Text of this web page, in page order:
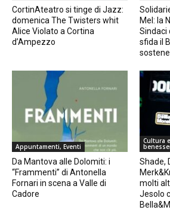
CortinAteatro si tinge di Jazz:
domenica The Twisters whit
Alice Violato a Cortina
d’Ampezzo
Mel: la
Sindaci
sfida il
Appuntamenti, Eventi
Da Mantova alle Dolomiti: i
“Frammenti” di Antonella
Fornari in scena a Valle di
Cadore
Cultura
Shade,
molti
Jesolo